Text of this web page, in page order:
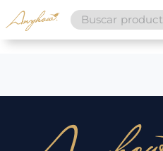
Search
for: